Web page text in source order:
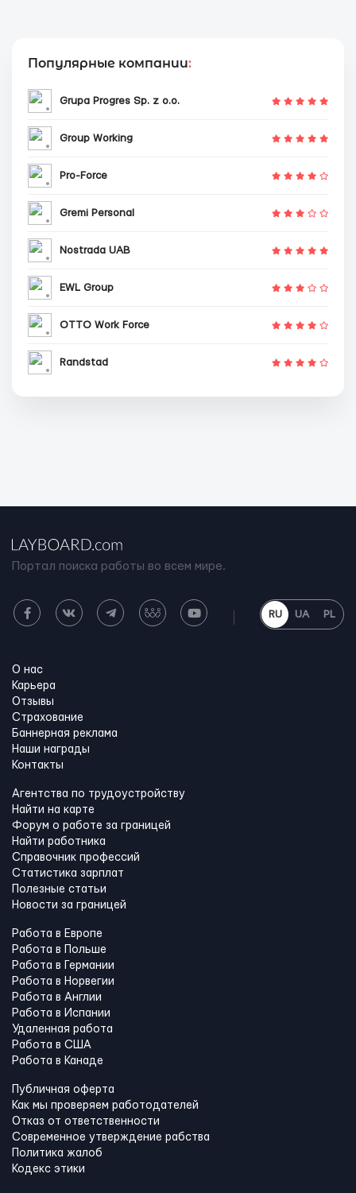
Популярные компании:
Grupa Progres Sp. z o.o.
Group Working
Pro-Force
Gremi Personal
Nostrada UAB
EWL Group
OTTO Work Force
Randstad
Портал поиска работы во всем мире.
RU UA PL
О нас
Карьера
Отзывы
Страхование
Баннерная реклама
Наши награды
Контакты
Агентства по трудоустройству
Найти на карте
Форум о работе за границей
Найти работника
Справочник профессий
Статистика зарплат
Полезные статьи
Новости за границей
Работа в Европе
Работа в Польше
Работа в Германии
Работа в Норвегии
Работа в Англии
Работа в Испании
Удаленная работа
Работа в США
Работа в Канадe
Публичная оферта
Как мы проверяем работодателей
Отказ от ответственности
Современное утверждение рабства
Политика жалоб
Кодекс этики